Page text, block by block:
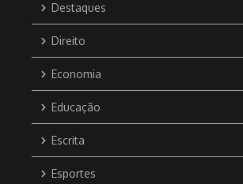
Destaques
Direito
Economia
Educação
Escrita
Esportes